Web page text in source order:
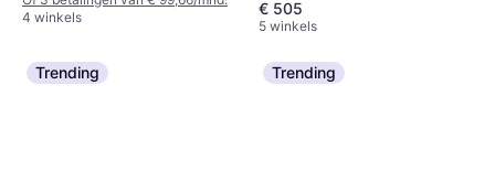
4 winkels
€ 505
5 winkels
Trending Trending